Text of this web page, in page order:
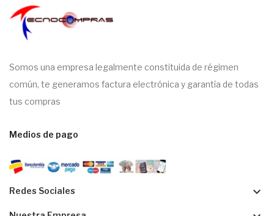
Somos una empresa legalmente constituida de régimen
común, te generamos factura electrónica y garantía de todas
tus compras
Medios de pago
Redes Sociales keyboard_arrow_down